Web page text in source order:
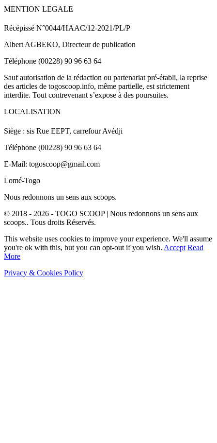
MENTION LEGALE
Récépissé N°0044/HAAC/12-2021/PL/P
Albert AGBEKO, Directeur de publication
Téléphone (00228) 90 96 63 64
Sauf autorisation de la rédaction ou partenariat pré-établi, la reprise
des articles de togoscoop.info, même partielle, est strictement
interdite. Tout contrevenant s’expose à des poursuites.
LOCALISATION
Siège : sis Rue EEPT, carrefour Avédji
Téléphone (00228) 90 96 63 64
E-Mail: togoscoop@gmail.com
Lomé-Togo
Nous redonnons un sens aux scoops.
© 2018 - 2026 - TOGO SCOOP | Nous redonnons un sens aux
scoops.. Tous droits Réservés.
This website uses cookies to improve your experience. We'll assume
you're ok with this, but you can opt-out if you wish. Accept Read
More
Privacy & Cookies Policy